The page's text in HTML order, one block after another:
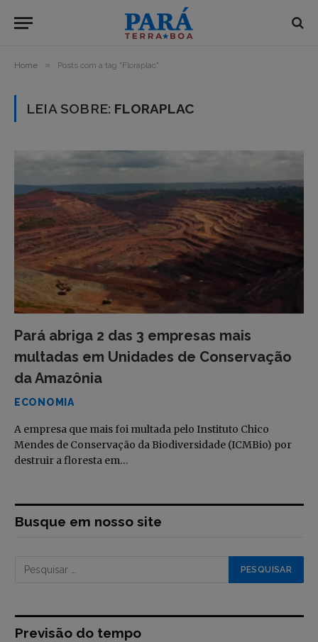
Home » Posts com a tag "Floraplac"
LEIA SOBRE: FLORAPLAC
Pará abriga 2 das 3 empresas mais
multadas em Unidades de Conservação
da Amazônia
ECONOMIA
A empresa que mais foi multada pelo Instituto Chico
Mendes de Conservação da Biodiversidade (ICMBio) por
destruir a floresta em…
Busque em nosso site
Previsão do tempo